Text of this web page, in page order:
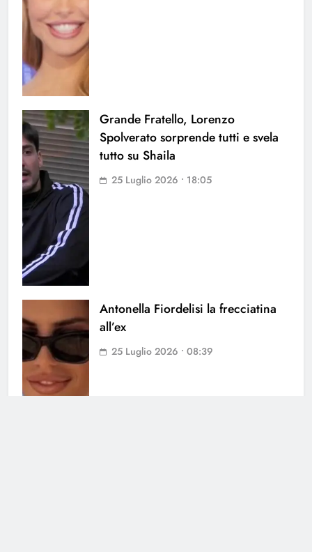
Grande Fratello, Lorenzo
Spolverato sorprende tutti e svela
tutto su Shaila
25 Luglio 2026 • 18:05
Antonella Fiordelisi la frecciatina
all’ex
25 Luglio 2026 • 08:39